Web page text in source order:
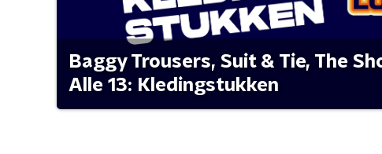
Baggy Trousers, Suit & Tie, The
Alle 13: Kledingstukken